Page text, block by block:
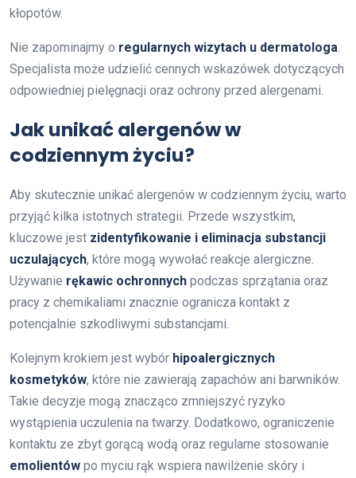
kłopotów.
Nie zapominajmy o regularnych wizytach u dermatologa
Specjalista może udzielić cennych wskazówek dotyczących
odpowiedniej pielęgnacji oraz ochrony przed alergenami.
Jak unikać alergenów w
codziennym życiu?
Aby skutecznie unikać alergenów w codziennym życiu, warto
przyjąć kilka istotnych strategii. Przede wszystkim,
kluczowe jest zidentyfikowanie i eliminacja substancji
uczulających, które mogą wywołać reakcje alergiczne.
Używanie rękawic ochronnych podczas sprzątania oraz
pracy z chemikaliami znacznie ogranicza kontakt z
potencjalnie szkodliwymi substancjami.
Kolejnym krokiem jest wybór hipoalergicznych
kosmetyków, które nie zawierają zapachów ani barwników.
Takie decyzje mogą znacząco zmniejszyć ryzyko
wystąpienia uczulenia na twarzy. Dodatkowo, ograniczenie
kontaktu ze zbyt gorącą wodą oraz regularne stosowanie
emolientów po myciu rąk wspiera nawilżenie skóry i